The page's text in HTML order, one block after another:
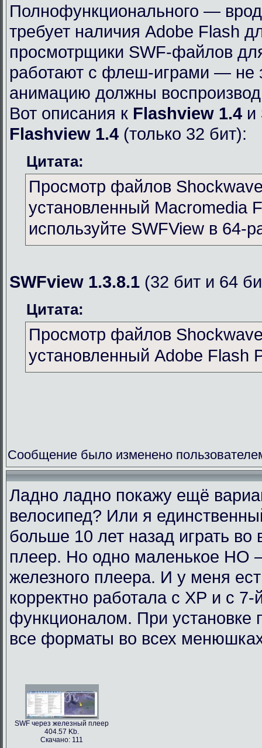
Полнофункционального —
требует наличия Adobe Flash
просмотрщики SWF-файлов
работают с флеш-играми —
анимацию должны
Вот описания к Flashview 1.4 и
Flashview 1.4 (только 32 бит):
Цитата:
Просмотр файлов
установленный Macromedia
используйте SWFView в 64-
SWFview 1.3.8.1 (32 бит и 64
Цитата:
Просмотр файлов
установленный Adobe Flash
Сообщение было изменено
Ладно ладно покажу ещё
велосипед? Или я
больше 10 лет назад играть
плеер. Но одно маленькое НО
железного плеера. И у меня
корректно работала с ХР и с
функционалом. При установке
все форматы во всех
SWF через железный плеер
404.57 Kb.
Скачано: 111